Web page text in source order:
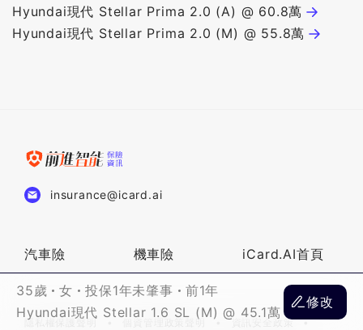
35歲 女 投保1年未肇事
前1年
Hyundai現代 Stellar 1.6 SL (M) @ 45.1萬
修改
Hyundai現代 Stellar Prima 2.0 (A) @ 60.8萬
Hyundai現代 Stellar Prima 2.0 (M) @ 55.8萬
insurance@icard.ai
汽車險 機車險 iCard.AI首頁
隱私權保護聲明 個資管理政策聲明 資訊安全政策